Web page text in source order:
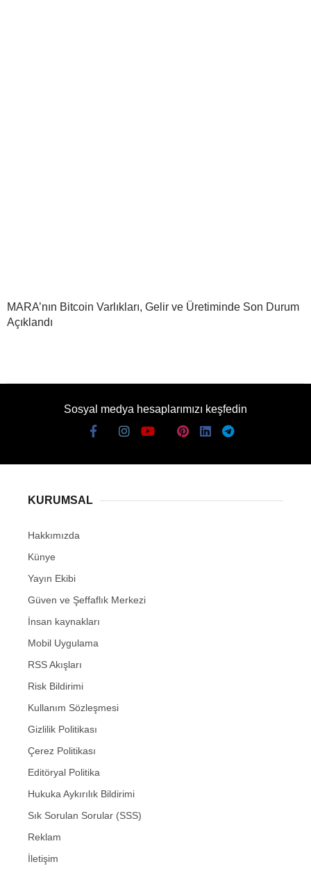
MARA’nın Bitcoin Varlıkları, Gelir ve Üretiminde Son Durum
Açıklandı
Sosyal medya hesaplarımızı keşfedin
KURUMSAL
Hakkımızda
Künye
Yayın Ekibi
Güven ve Şeffaflık Merkezi
İnsan kaynakları
Mobil Uygulama
RSS Akışları
Risk Bildirimi
Kullanım Sözleşmesi
Gizlilik Politikası
Çerez Politikası
Editöryal Politika
Hukuka Aykırılık Bildirimi
Sık Sorulan Sorular (SSS)
Reklam
İletişim